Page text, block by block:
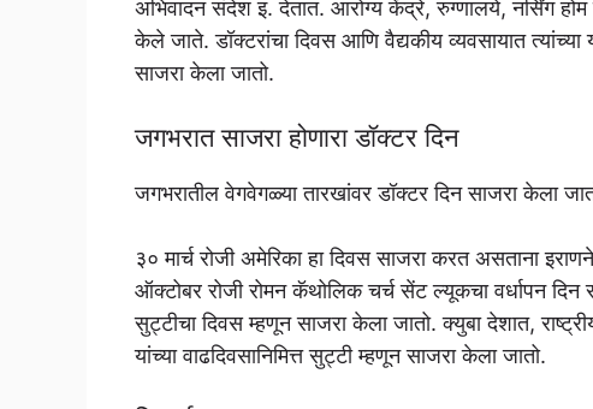
अभिवादन संदेश इ. देतात. आरोग्य केंद्रे, रुग्णालये, नर्सिंग
केले जाते. डॉक्टरांचा दिवस आणि वैद्यकीय व्यवसायात त्यांच्या
साजरा केला जातो.
जगभरात साजरा होणारा डॉक्टर दिन
जगभरातील वेगवेगळ्या तारखांवर डॉक्टर दिन साजरा केला
३० मार्च रोजी अमेरिका हा दिवस साजरा करत असताना
ऑक्टोबर रोजी रोमन कॅथोलिक चर्च सेंट ल्यूकचा वर्धापन दिन
सुट्टीचा दिवस म्हणून साजरा केला जातो. क्युबा देशात,
यांच्या वाढदिवसानिमित्त सुट्टी म्हणून साजरा केला जातो.